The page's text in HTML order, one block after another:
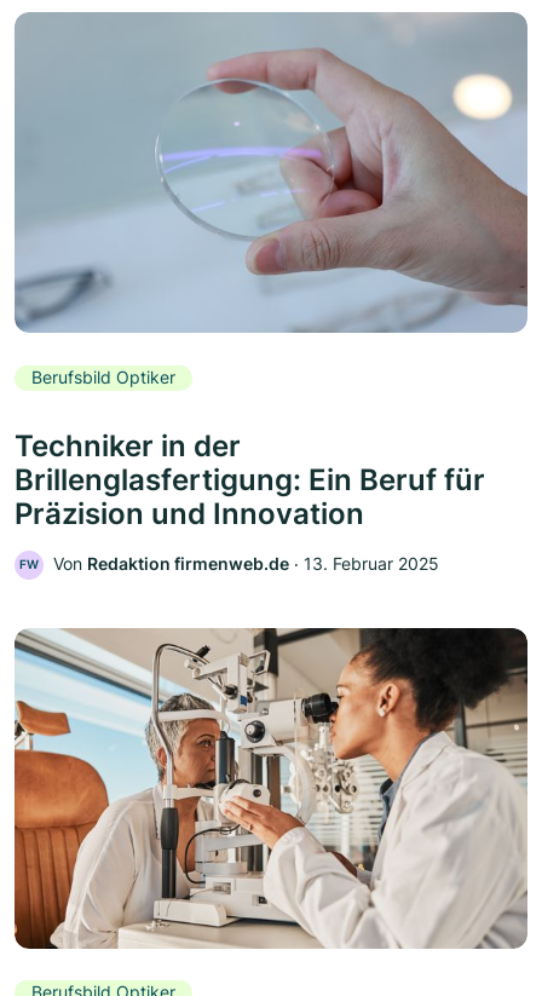
Berufsbild Optiker
Techniker in der
Brillenglasfertigung: Ein Beruf für
Präzision und Innovation
FW Von Redaktion firmenweb.de ‧ 13. Februar 2025